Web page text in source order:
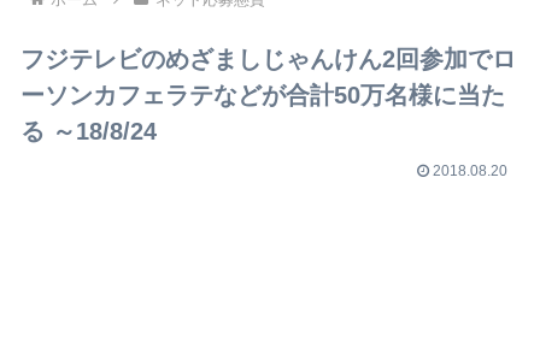
フジテレビのめざましじゃんけん2回参加でロ
ーソンカフェラテなどが合計50万名様に当た
る ～18/8/24
2018.08.20